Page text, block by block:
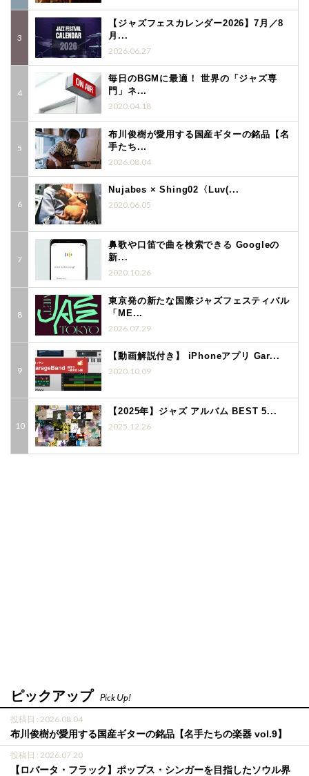
【ジャズフェスカレンダー2026】7月／8
月...
2026.06.27
毎日のBGMに最適！ 世界の「ジャズ専
門」ネ...
2020.04.18
布川俊樹が愛用する国産ギターの銘品【名
手たち...
2026.08.04
Nujabes × Shing02〈Luv(...
2020.06.05
鼻歌や口笛で曲を検索できる Googleの
新...
2020.10.26
東京発の新たな国際ジャズフェスティバル
「ME...
2026.07.29
【動画解説付き】 iPhoneアプリ Gar...
2020.10.09
【2025年】ジャズ アルバム BEST 5...
2025.12.26
ピックアップ Pick Up!
投稿日 : 2026.08.04
布川俊樹が愛用する国産ギターの銘品【名手たちの楽器 vol.9】
投稿日 : 2026.07.20
【ロバータ・フラック】ポップス・シンガーを目指したソウル界